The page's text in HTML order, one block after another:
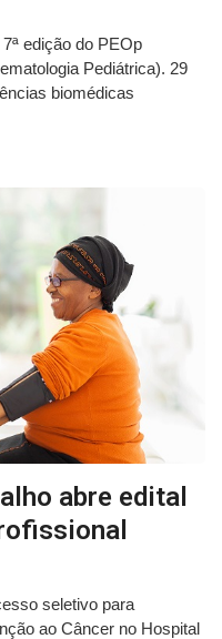
edição do PEOp
Pediátrica). 29
biomédicas
abre edital
seletivo para
ao Câncer no Hospital